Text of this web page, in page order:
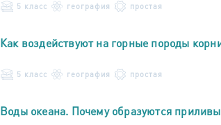
5 класс география простая
Как воздействуют на горные породы
5 класс география простая
Воды океана. Почему образуются